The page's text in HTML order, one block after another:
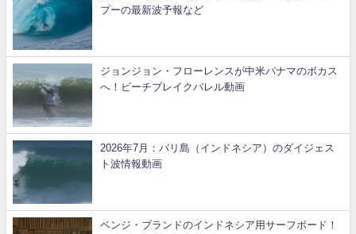
プーの最新波予報など
ジョンジョン・フローレンスが中米パナマのボカス
へ！ビーチブレイクバレル動画
2026年7月：バリ島（インドネシア）のダイジェス
ト波情報動画
ベンジ・ブランドのインドネシア用サーフボード！